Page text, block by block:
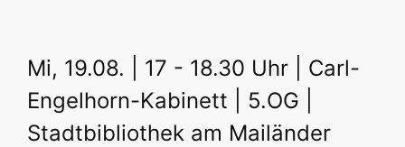
Mi, 19.08. | 17 - 18.30 Uhr | Carl-
Engelhorn-Kabinett | 5.OG |
Stadtbibliothek am Mailänder